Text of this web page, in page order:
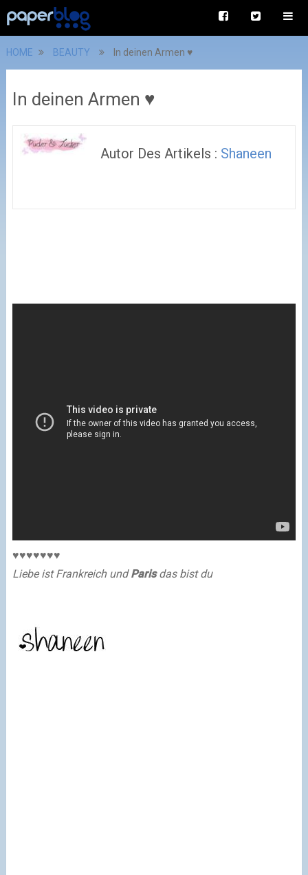
HOME BEAUTY In deinen Armen ♥
In deinen Armen ♥
Autor Des Artikels : Shaneen
♥♥♥♥♥♥♥
Liebe ist Frankreich undParisdas bist du